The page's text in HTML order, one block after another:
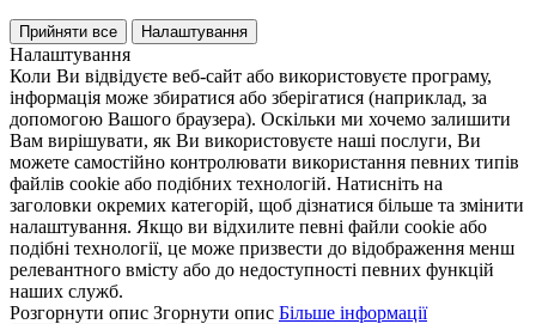
Прийняти все Налаштування
Налаштування
Коли Ви відвідуєте веб-сайт або використовуєте програму,
інформація може збиратися або зберігатися (наприклад, за
допомогою Вашого браузера). Оскільки ми хочемо залишити
Вам вирішувати, як Ви використовуєте наші послуги, Ви
можете самостійно контролювати використання певних типів
файлів cookie або подібних технологій. Натисніть на
заголовки окремих категорій, щоб дізнатися більше та змінити
налаштування. Якщо ви відхилите певні файли cookie або
подібні технології, це може призвести до відображення менш
релевантного вмісту або до недоступності певних функцій
наших служб.
Розгорнути опис Згорнути опис Більше інформації